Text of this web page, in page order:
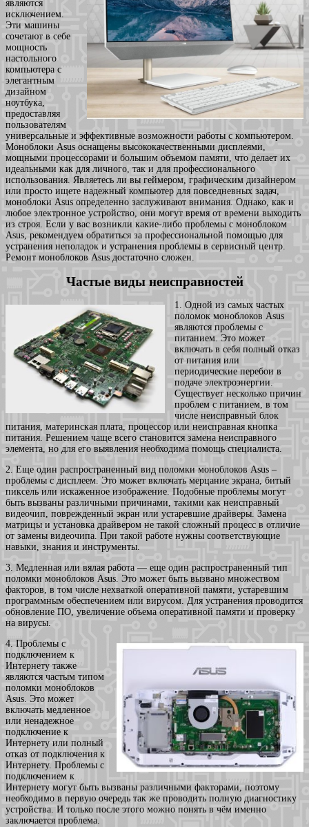
являются
исключением.
Эти машины
сочетают в себе
мощность
настольного
компьютера с
элегантным
дизайном
ноутбука,
предоставляя
пользователям
универсальные и эффективные возможности работы с компьютером.
Моноблоки Asus оснащены высококачественными дисплеями,
мощными процессорами и большим объемом памяти, что делает их
идеальными как для личного, так и для профессионального
использования. Являетесь ли вы геймером, графическим дизайнером
или просто ищете надежный компьютер для повседневных задач,
моноблоки Asus определенно заслуживают внимания. Однако, как и
любое электронное устройство, они могут время от времени выходить
из строя. Если у вас возникли какие-либо проблемы с моноблоком
Asus, рекомендуем обратиться за профессиональной помощью для
устранения неполадок и устранения проблемы в сервисный центр.
Ремонт моноблоков Asus достаточно сложен.
Частые виды неисправностей
1. Одной из самых частых
поломок моноблоков Asus
являются проблемы с
питанием. Это может
включать в себя полный отказ
от питания или
периодические перебои в
подаче электроэнергии.
Существует несколько причин
проблем с питанием, в том
числе неисправный блок
питания, материнская плата, процессор или неисправная кнопка
питания. Решением чаще всего становится замена неисправного
элемента, но для его выявления необходима помощь специалиста.
2. Еще один распространенный вид поломки моноблоков Asus –
проблемы с дисплеем. Это может включать мерцание экрана, битый
пиксель или искаженное изображение. Подобные проблемы могут
быть вызваны различными причинами, такими как неисправный
видеочип, поврежденный экран или устаревшие драйверы. Замена
матрицы и установка драйвером не такой сложный процесс в отличие
от замены видеочипа. При такой работе нужны соответствующие
навыки, знания и инструменты.
3. Медленная или вялая работа — еще один распространенный тип
поломки моноблоков Asus. Это может быть вызвано множеством
факторов, в том числе нехваткой оперативной памяти, устаревшим
программным обеспечением или вирусом. Для устранения проводится
обновление ПО, увеличение объема оперативной памяти и проверку
на вирусы.
4. Проблемы с
подключением к
Интернету также
являются частым типом
поломки моноблоков
Asus. Это может
включать медленное
или ненадежное
подключение к
Интернету или полный
отказ от подключения к
Интернету. Проблемы с
подключением к
Интернету могут быть вызваны различными факторами, поэтому
необходимо в первую очередь так же проводить полную диагностику
устройства. И только после этого можно понять в чём именно
заключается проблема.